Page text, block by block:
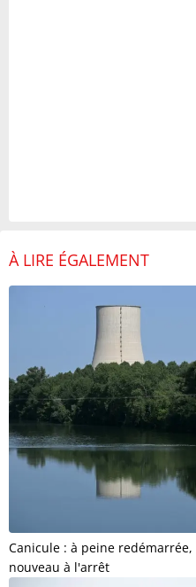
À LIRE ÉGALEMENT
Canicule : à peine
nouveau à l'arrêt